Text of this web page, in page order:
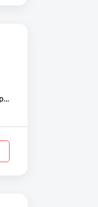
Бельгия (Антверпен)